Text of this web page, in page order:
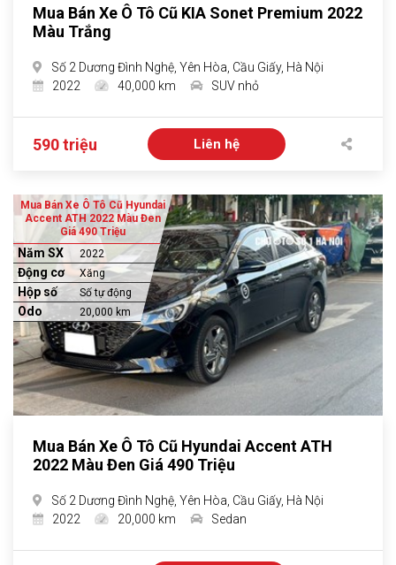
Mua Bán Xe Ô Tô Cũ KIA Sonet Premium 2022
Màu Trắng
Số 2 Dương Đình Nghệ, Yên Hòa, Cầu Giấy, Hà Nội
2022
40,000 km SUV nhỏ
590 triệu Liên hệ
Mua Bán Xe Ô Tô Cũ Hyundai
Accent ATH 2022 Màu Đen
Giá 490 Triệu
Năm SX 2022
Động cơ Xăng
Hộp số Số tự động
Odo 20,000 km
Mua Bán Xe Ô Tô Cũ Hyundai Accent ATH
2022 Màu Đen Giá 490 Triệu
Số 2 Dương Đình Nghệ, Yên Hòa, Cầu Giấy, Hà Nội
2022
20,000 km Sedan